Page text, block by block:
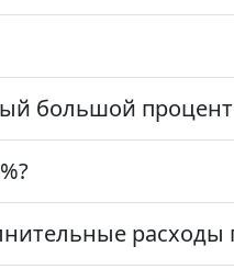
большой
расходы